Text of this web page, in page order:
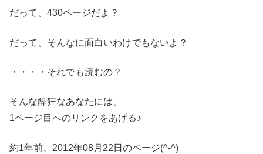
だって、430ページだよ？
だって、そんなに面白いわけでもないよ？
・・・・それでも読むの？
そんな酔狂なあなたには、
1ページ目へのリンクをあげる♪
約1年前、2012年08月22日のページ(^-^)